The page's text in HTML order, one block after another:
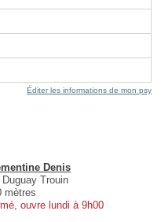
Éditer les informations de mon psy
Denis
Duguay Trouin
mètres
ouvre lundi à 9h00